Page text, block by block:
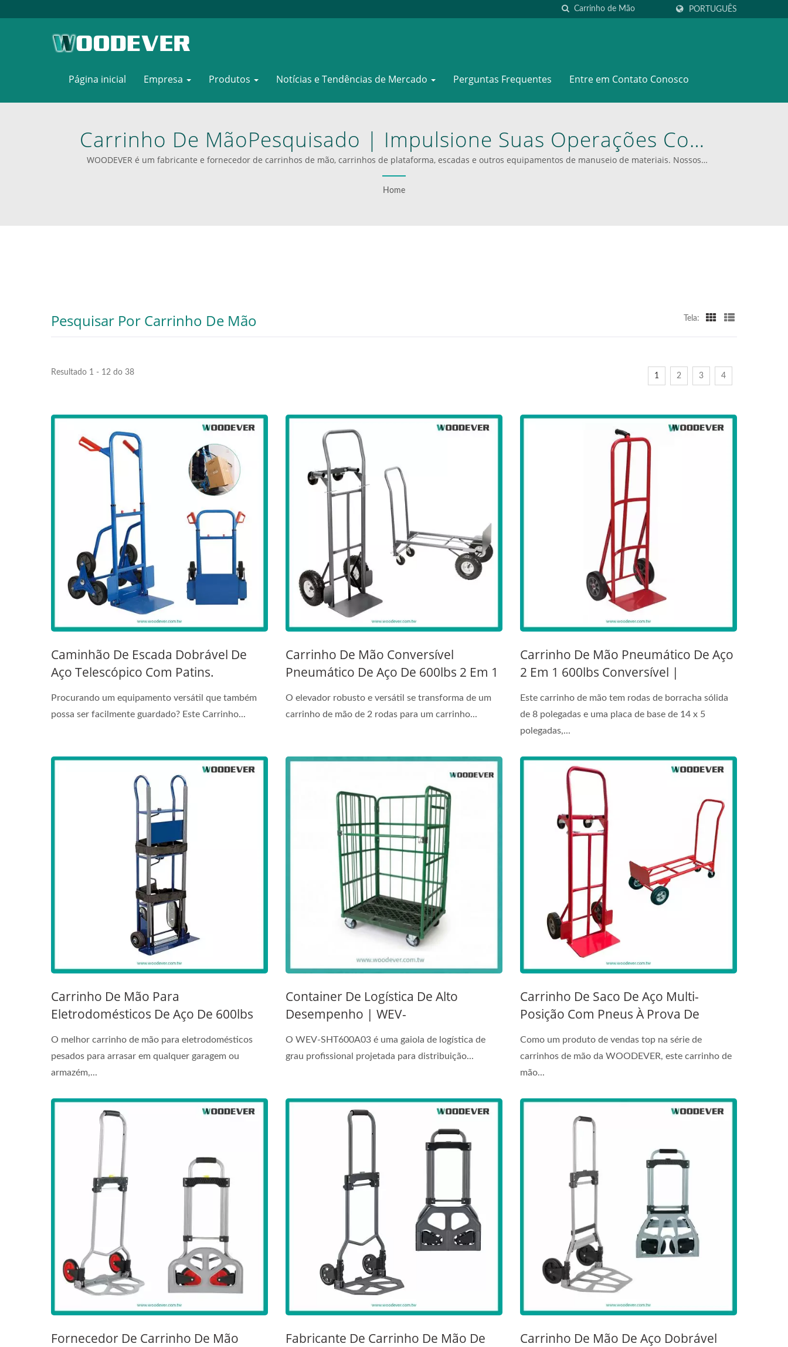
PORTUGUÊS
Página inicial Empresa Produtos Notícias e Tendências de Mercado Perguntas Frequentes Entre em Contato Conosco
Carrinho De MãoPesquisado | Impulsione Suas Operações Com
Os Carrinhos De Mão E Plataformas Profissionais Da WOODEVER
WOODEVER é um fabricante e fornecedor de carrinhos de mão, carrinhos de plataforma, escadas e outros equipamentos de manuseio de materiais. Nossos
produtos são principalmente feitos de aço, aço inoxidável ou alumínio e têm capacidades de carga que variam de 50 kg a 400 kg. Nos últimos 20 anos, temos sido
um fornecedor de soluções completas para 353 marcas conhecidas de várias indústrias.
Home
Pesquisar Por Carrinho De Mão Tela:
Resultado 1 - 12 do 38 1 2 3 4
Caminhão De Escada Dobrável De
Aço Telescópico Com Patins.
Procurando um equipamento versátil que também
possa ser facilmente guardado? Este Carrinho...
Carrinho De Mão Conversível
Pneumático De Aço De 600lbs 2 Em 1
O elevador robusto e versátil se transforma de um
carrinho de mão de 2 rodas para um carrinho...
Carrinho De Mão Pneumático De Aço
2 Em 1 600lbs Conversível |
Atendimento Ao Cliente Fabricante
Este carrinho de mão tem rodas de borracha sólida
de 8 polegadas e uma placa de base de 14 x 5
polegadas,...
Carrinho De Mão Para
Eletrodomésticos De Aço De 600lbs
Com Escada | Fabricante De Fábrica.
O melhor carrinho de mão para eletrodomésticos
pesados para arrasar em qualquer garagem ou
armazém,...
Container De Logística De Alto
Desempenho | WEV-
SHT600A03|Fabricante De Fábrica
Do Vietnã
O WEV-SHT600A03 é uma gaiola de logística de
grau profissional projetada para distribuição...
Carrinho De Saco De Aço Multi-
Posição Com Pneus À Prova De
Como um produto de vendas top na série de
carrinhos de mão da WOODEVER, este carrinho de
mão...
Fornecedor De Carrinho De Mão
Fabricante De Carrinho De Mão De
Carrinho De Mão De Aço Dobrável